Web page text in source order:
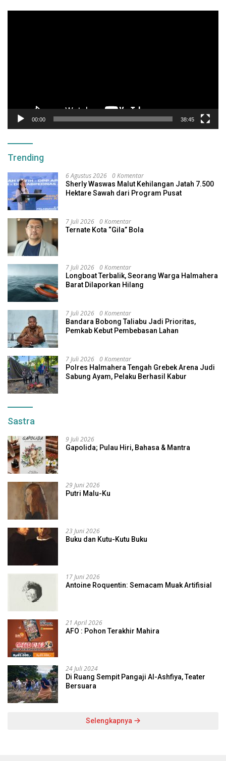
00:00 38:45
Trending
6 Agustus 2026 0 Komentar
Sherly Waswas Malut Kehilangan Jatah 7.500
Hektare Sawah dari Program Pusat
7 Juli 2026 0 Komentar
Ternate Kota “Gila” Bola
7 Juli 2026 0 Komentar
Longboat Terbalik, Seorang Warga Halmahera
Barat Dilaporkan Hilang
7 Juli 2026 0 Komentar
Bandara Bobong Taliabu Jadi Prioritas,
Pemkab Kebut Pembebasan Lahan
7 Juli 2026 0 Komentar
Polres Halmahera Tengah Grebek Arena Judi
Sabung Ayam, Pelaku Berhasil Kabur
Sastra
9 Juli 2026
Gapolida; Pulau Hiri, Bahasa & Mantra
29 Juni 2026
Putri Malu-Ku
23 Juni 2026
Buku dan Kutu-Kutu Buku
17 Juni 2026
Antoine Roquentin: Semacam Muak Artifisial
21 April 2026
AFO : Pohon Terakhir Mahira
24 Juli 2024
Di Ruang Sempit Pangaji Al-Ashfiya, Teater
Bersuara
Selengkapnya